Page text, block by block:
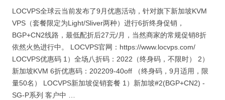
LOCVPS全球云当前发布了9月优惠活动，针对旗下新加坡KVM
VPS（套餐限定为Light/Sliver两种）进行6折终身促销，
BGP+CN2线路，最低配折后27元/月，当然商家的常规促销8折
依然火热进行中。 LOCVPS官网：https://www.locvps.com/
LOCVPS优惠码 1）全场八折码：2022（终身码，不限时） 2）
新加坡KVM 6折优惠码：202209-40off （终身码，9月适用，限
量50名） LOCVPS新加坡促销套餐 1）新加坡#2(BGP+CN2) -
SG-P系列 客户中 …